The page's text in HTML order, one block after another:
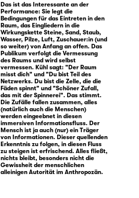
Das ist das Interessante an der
Performance: Sie legt die
Bedingungen für das Eintreten in den
Raum, das Eingliedern in die
Wirkungskette Steine, Sand, Staub,
Wasser, Pilze, Luft, Zuschauer:in (und
so weiter) von Anfang an offen. Das
Publikum verfolgt die Vermessung
des Raums und wird selbst
vermessen. Kühl sagt: "Der Raum
misst dich" und "Du bist Teil des
Netzwerks. Du bist die Zelle, die die
Fäden spinnt" und "Schöner Zufall,
das mit der Spinnerei". Das stimmt.
Die Zufälle fallen zusammen, alles
(natürlich auch die Menschen)
werden eingeebnet in diesen
immersiven Informationsfluss. Der
Mensch ist ja auch (nur) ein Träger
von Informationen. Dieser quellenden
Erkenntnis zu folgen, in diesen Fluss
zu steigen ist erfrischend. Alles fließt,
nichts bleibt, besonders nicht die
Gewissheit der menschlichen
alleinigen Autorität im Anthropozän.